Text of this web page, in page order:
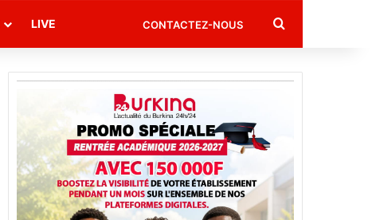
LIVE CONTACTEZ-NOUS Rechercher